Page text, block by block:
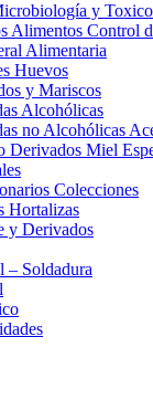
y
Alimentos Control
Alimentaria
Huevos
y Mariscos
Alcohólicas
no Alcohólicas
Derivados Miel
Colecciones
Hortalizas
y Derivados
– Soldadura